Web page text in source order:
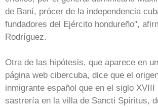
de Baní, prócer de la independencia
fundadores del Ejército hondureño",
Rodríguez.
Otra de las hipótesis, que aparece en
página web cibercuba, dice que el
inmigrante español que en el siglo XVIII
sastrería en la villa de Sancti Spíritus,